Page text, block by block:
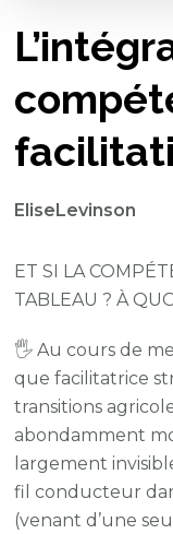
EliseLevinson
ET SI LA
TABLEAU ? À
🖐 Au cours de
que facilitatrice
transitions
abondamment
largement
fil conducteur
(venant d’une